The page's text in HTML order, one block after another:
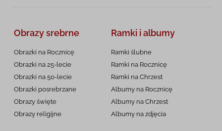
Obrazy srebrne
Obrazki na Rocznicę
Obrazki na 25-lecie
Obrazki na 50-lecie
Obrazki posrebrzane
Obrazy święte
Obrazy religijne
Ramki i albumy
Ramki ślubne
Ramki na Rocznicę
Ramki na Chrzest
Albumy na Rocznicę
Albumy na Chrzest
Albumy na zdjęcia